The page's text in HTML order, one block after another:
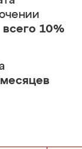
всего 10%